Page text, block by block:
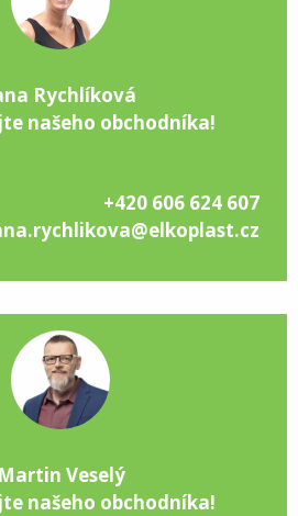
Rychlíková
našeho obchodníka!
+420 606 624 607
Martin Veselý
našeho obchodníka!